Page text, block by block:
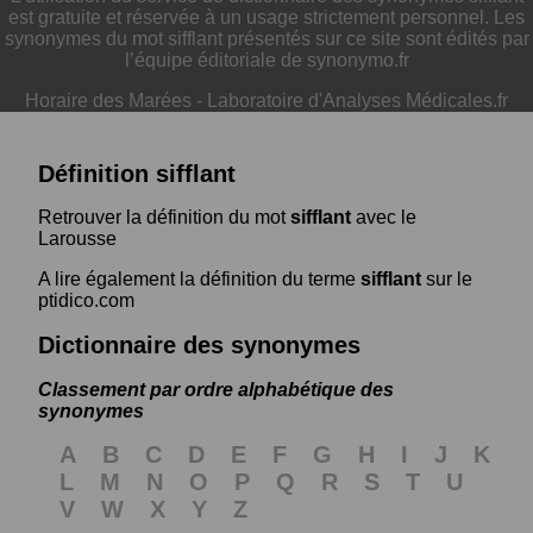
est gratuite et réservée à un usage strictement personnel. Les
synonymes du mot sifflant présentés sur ce site sont édités par
l’équipe éditoriale de synonymo.fr
Horaire des Marées - Laboratoire d'Analyses Médicales.fr
Définition sifflant
Retrouver la définition du motsifflant avec le
Larousse
A lire également la définition du terme sifflant sur le
ptidico.com
Dictionnaire des synonymes
Classement par ordre alphabétique des
synonymes
A B C D E F G H I J
K
L
M N O P Q R S T
U
V
W X Y Z